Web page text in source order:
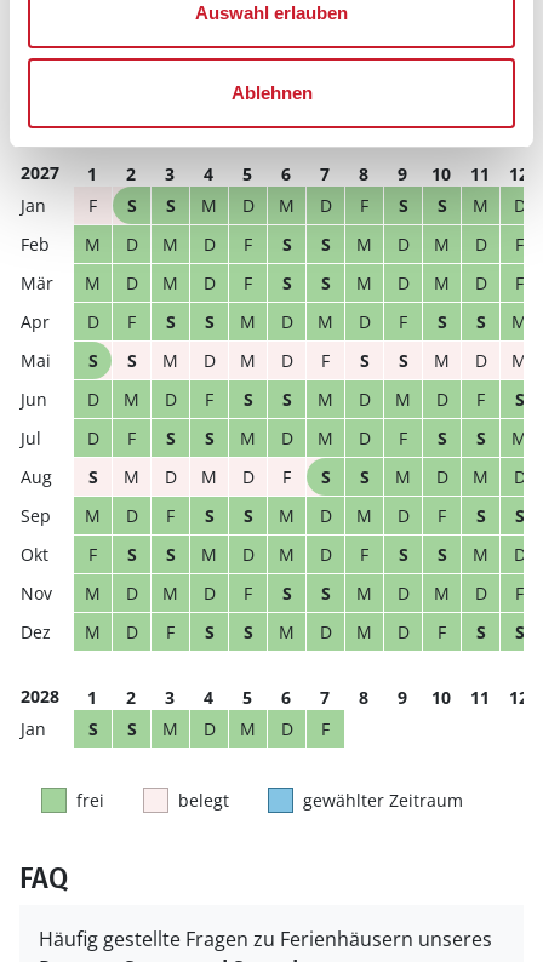
Auswahl erlauben
Ablehnen
D
2027 1 2 3 4 5 6 7 8 9 10 11
12
F
S S M D M D F S S M
D
M
D M D F S S M D M D
F
M
D M D F S S M D M D
F
D
F S S M D M D F S S
M
S
S M D M D F S S M D
M
D
M D F S S M D M D F
S
D
F S S M D M D F S S
M
S
M D M D F S S M D M
D
M
D F S S M D M D F S
S
F
S S M D M D F S S M
D
M
D M D F S S M D M D
F
M
D F S S M D M D F S S
2028 1 2 3 4 5 6 7 8 9 10 11
12
S
S M D M D F
frei belegt gewählter Zeitraum
FAQ
Häufig gestellte Fragen zu Ferienhäusern unseres